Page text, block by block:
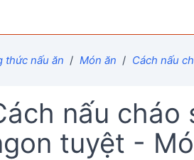
thức nấu ăn / Món ăn / Cách nấu
nấu
tuyệt -